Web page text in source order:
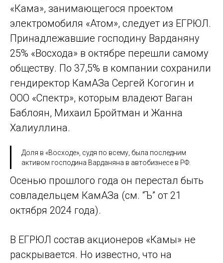
«Кама», занимающегося проектом
электромобиля «Атом», следует из ЕГРЮЛ.
Принадлежавшие господину Варданяну
25% «Восхода» в октябре перешли самому
обществу. По 37,5% в компании сохранили
гендиректор КамАЗа Сергей Когогин и
ООО «Спектр», которым владеют Ваган
Баблоян, Михаил Бройтман и Жанна
Халиуллина.
Доля в «Восходе», судя по всему, была последним
активом господина Варданяна в автобизнесе в РФ.
Осенью прошлого года он перестал быть
совладельцем КамАЗа (см. “Ъ” от 21
октября 2024 года).
В ЕГРЮЛ состав акционеров «Камы» не
раскрывается. Но известно, что на